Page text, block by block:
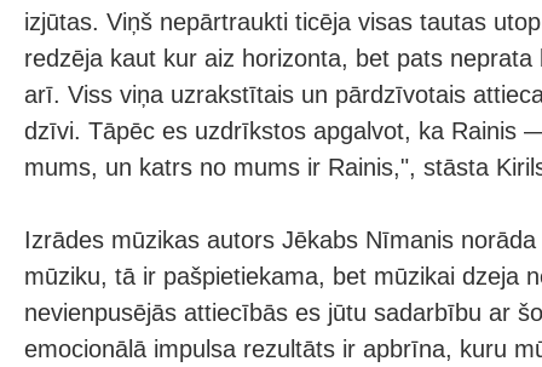
izjūtas. Viņš nepārtraukti ticēja visas tautas
redzēja kaut kur aiz horizonta, bet pats
arī. Viss viņa uzrakstītais un pārdzīvotais
dzīvi. Tāpēc es uzdrīkstos apgalvot, ka Rainis
mums, un katrs no mums ir Rainis,", stāsta
Izrādes mūzikas autors Jēkabs Nīmanis norāda
mūziku, tā ir pašpietiekama, bet mūzikai dzeja
nevienpusējās attiecībās es jūtu sadarbību ar
emocionālā impulsa rezultāts ir apbrīna, kuru